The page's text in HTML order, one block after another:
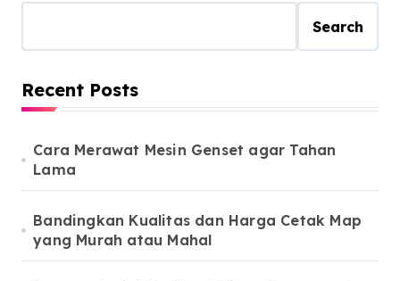
Search
Recent Posts
Cara Merawat Mesin Genset agar Tahan
Lama
Bandingkan Kualitas dan Harga Cetak Map
yang Murah atau Mahal